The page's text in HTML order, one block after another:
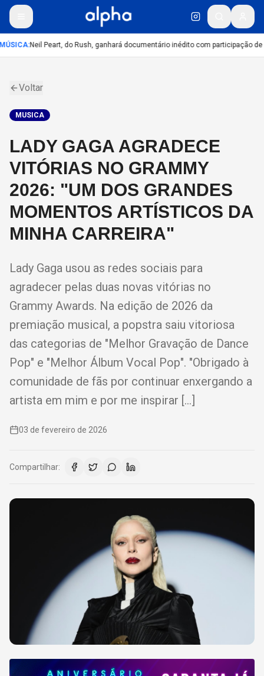
:Neil Peart, do Rush, ganhará documentário inédito com participação de
Voltar
MUSICA
LADY GAGA AGRADECE
VITÓRIAS NO GRAMMY
2026: "UM DOS GRANDES
MOMENTOS ARTÍSTICOS DA
MINHA CARREIRA"
Lady Gaga usou as redes sociais para
agradecer pelas duas novas vitórias no
Grammy Awards. Na edição de 2026 da
premiação musical, a popstra saiu vitoriosa
das categorias de "Melhor Gravação de Dance
Pop" e "Melhor Álbum Vocal Pop". "Obrigado à
comunidade de fãs por continuar enxergando a
artista em mim e por me inspirar […]
03 de fevereiro de 2026
Compartilhar: